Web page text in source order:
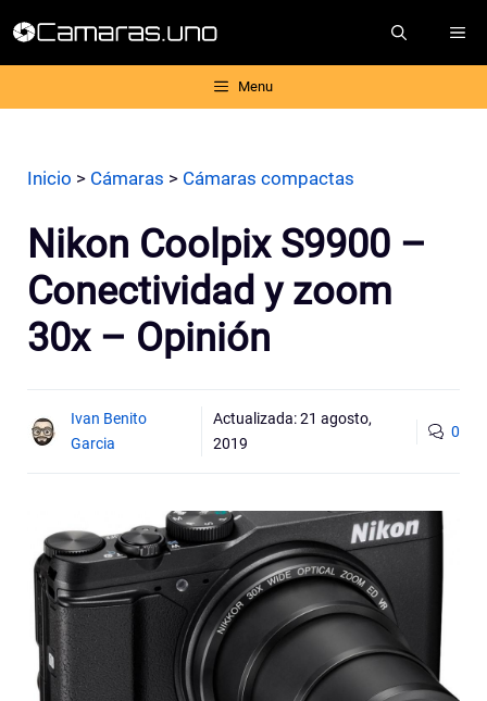
Menu
Inicio > Cámaras > Cámaras compactas
Nikon Coolpix S9900 –
Conectividad y zoom
30x – Opinión
Ivan Benito
Garcia
Actualizada:21 agosto,
2019
0